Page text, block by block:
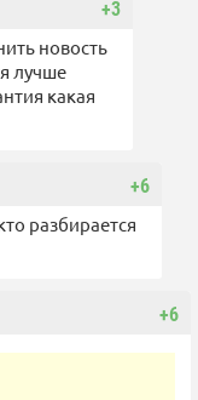
+3
новость
лучше
какая
+6
разбирается
+6